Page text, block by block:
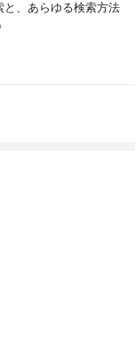
と、あらゆる検索方法